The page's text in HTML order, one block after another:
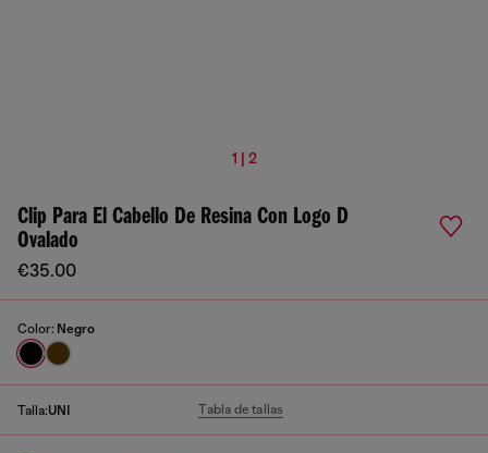
1 | 2
Clip Para El Cabello De Resina Con Logo D
Ovalado
€35.00
Color: Negro
Talla:UNI Tabla de tallas